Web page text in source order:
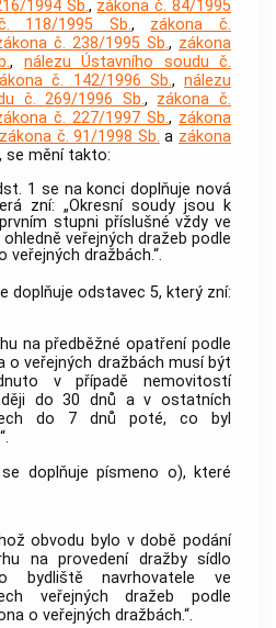
1994 Sb., zákona č. 84/1995
118/1995 Sb., zákona č.
č. 238/1995 Sb., zákona
, nálezu Ústavního soudu č.
č. 142/1996 Sb., nálezu
č. 269/1996 Sb., zákona č.
č. 227/1997 Sb., zákona
zákona č. 91/1998 Sb. a zákona
, se mění takto:
1 se na konci doplňuje nová
zní: „Okresní soudy jsou k
stupni příslušné vždy ve
veřejných dražeb podle
veřejných dražbách.“.
doplňuje odstavec 5, který zní:
na předběžné opatření podle
o veřejných dražbách musí být
v případě nemovitostí
do 30 dnů a v ostatních
do 7 dnů poté, co byl
doplňuje písmeno o), které
obvodu bylo v době podání
na provedení dražby sídlo
bydliště navrhovatele ve
veřejných dražeb podle
o veřejných dražbách.“.